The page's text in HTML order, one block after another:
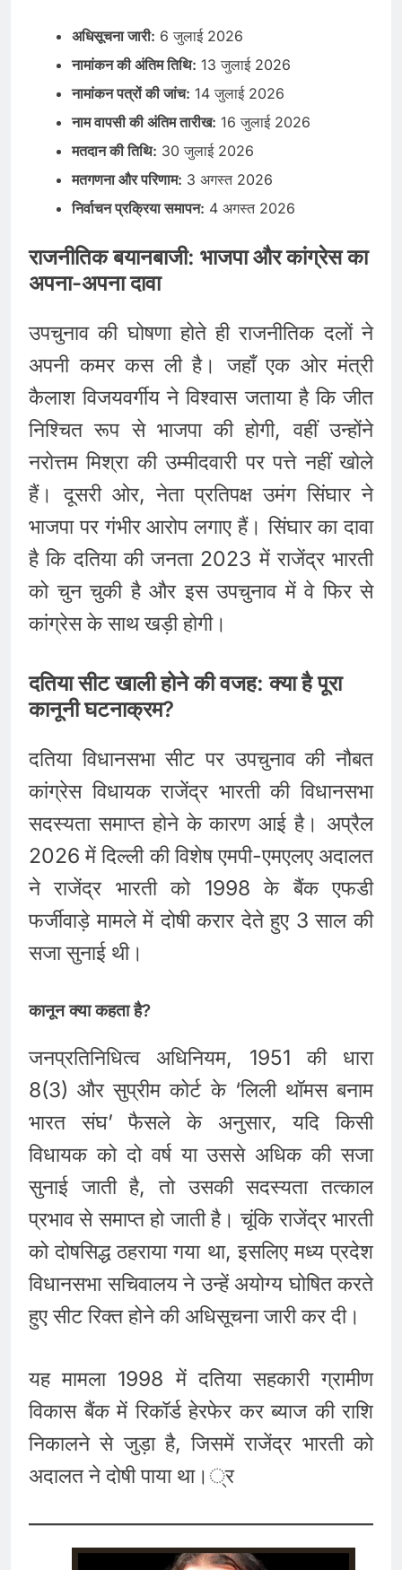
अधिसूचना जारी: 6 जुलाई 2026
नामांकन की अंतिम तिथि: 13 जुलाई 2026
नामांकन पत्रों की जांच: 14 जुलाई 2026
नाम वापसी की अंतिम तारीख: 16 जुलाई 2026
मतदान की तिथि: 30 जुलाई 2026
मतगणना और परिणाम: 3 अगस्त 2026
निर्वाचन प्रक्रिया समापन: 4 अगस्त 2026
राजनीतिक बयानबाजी: भाजपा और कांग्रेस का
अपना-अपना दावा
उपचुनाव की घोषणा होते ही राजनीतिक दलों ने
अपनी कमर कस ली है। जहाँ एक ओर मंत्री
कैलाश विजयवर्गीय ने विश्वास जताया है कि जीत
निश्चित रूप से भाजपा की होगी, वहीं उन्होंने
नरोत्तम मिश्रा की उम्मीदवारी पर पत्ते नहीं खोले
हैं। दूसरी ओर, नेता प्रतिपक्ष उमंग सिंघार ने
भाजपा पर गंभीर आरोप लगाए हैं। सिंघार का दावा
है कि दतिया की जनता 2023 में राजेंद्र भारती
को चुन चुकी है और इस उपचुनाव में वे फिर से
कांग्रेस के साथ खड़ी होगी।
दतिया सीट खाली होने की वजह: क्या है पूरा
कानूनी घटनाक्रम?
दतिया विधानसभा सीट पर उपचुनाव की नौबत
कांग्रेस विधायक राजेंद्र भारती की विधानसभा
सदस्यता समाप्त होने के कारण आई है। अप्रैल
2026 में दिल्ली की विशेष एमपी-एमएलए अदालत
ने राजेंद्र भारती को 1998 के बैंक एफडी
फर्जीवाड़े मामले में दोषी करार देते हुए 3 साल की
सजा सुनाई थी।
कानून क्या कहता है?
जनप्रतिनिधित्व अधिनियम, 1951 की धारा
8(3) और सुप्रीम कोर्ट के ‘लिली थॉमस बनाम
भारत संघ’ फैसले के अनुसार, यदि किसी
विधायक को दो वर्ष या उससे अधिक की सजा
सुनाई जाती है, तो उसकी सदस्यता तत्काल
प्रभाव से समाप्त हो जाती है। चूंकि राजेंद्र भारती
को दोषसिद्ध ठहराया गया था, इसलिए मध्य प्रदेश
विधानसभा सचिवालय ने उन्हें अयोग्य घोषित करते
हुए सीट रिक्त होने की अधिसूचना जारी कर दी।
यह मामला 1998 में दतिया सहकारी ग्रामीण
विकास बैंक में रिकॉर्ड हेरफेर कर ब्याज की राशि
निकालने से जुड़ा है, जिसमें राजेंद्र भारती को
अदालत ने दोषी पाया था।्र